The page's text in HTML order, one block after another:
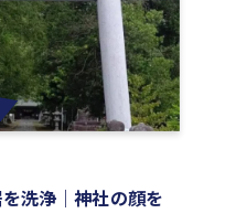
洗浄｜神社の顔を